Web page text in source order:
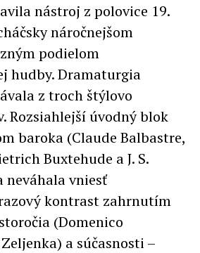
nástroj z polovice 19.
náročnejšom
podielom
hudby. Dramaturgia
z troch štýlovo
Rozsiahlejší úvodný blok
baroka (Claude Balbastre,
Buxtehude a J. S.
neváhala vniesť
kontrast zahrnutím
(Domenico
a súčasnosti –